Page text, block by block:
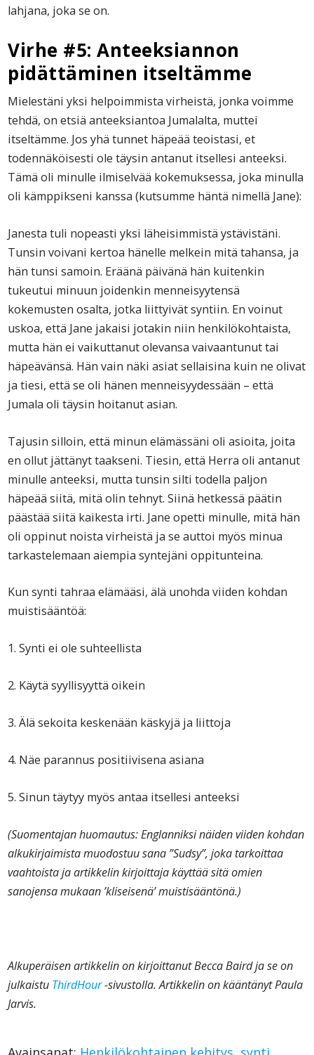
lahjana, joka se on.
Virhe #5: Anteeksiannon
pidättäminen itseltämme
Mielestäni yksi helpoimmista virheistä, jonka voimme
tehdä, on etsiä anteeksiantoa Jumalalta, muttei
itseltämme. Jos yhä tunnet häpeää teoistasi, et
todennäköisesti ole täysin antanut itsellesi anteeksi.
Tämä oli minulle ilmiselvää kokemuksessa, joka minulla
oli kämppikseni kanssa (kutsumme häntä nimellä Jane):
Janesta tuli nopeasti yksi läheisimmistä ystävistäni.
Tunsin voivani kertoa hänelle melkein mitä tahansa, ja
hän tunsi samoin. Eräänä päivänä hän kuitenkin
tukeutui minuun joidenkin menneisyytensä
kokemusten osalta, jotka liittyivät syntiin. En voinut
uskoa, että Jane jakaisi jotakin niin henkilökohtaista,
mutta hän ei vaikuttanut olevansa vaivaantunut tai
häpeävänsä. Hän vain näki asiat sellaisina kuin ne olivat
ja tiesi, että se oli hänen menneisyydessään – että
Jumala oli täysin hoitanut asian.
Tajusin silloin, että minun elämässäni oli asioita, joita
en ollut jättänyt taakseni. Tiesin, että Herra oli antanut
minulle anteeksi, mutta tunsin silti todella paljon
häpeää siitä, mitä olin tehnyt. Siinä hetkessä päätin
päästää siitä kaikesta irti. Jane opetti minulle, mitä hän
oli oppinut noista virheistä ja se auttoi myös minua
tarkastelemaan aiempia syntejäni oppitunteina.
Kun synti tahraa elämääsi, älä unohda viiden kohdan
muistisääntöä:
1. Synti ei ole suhteellista
2. Käytä syyllisyyttä oikein
3. Älä sekoita keskenään käskyjä ja liittoja
4. Näe parannus positiivisena asiana
5. Sinun täytyy myös antaa itsellesi anteeksi
(Suomentajan huomautus: Englanniksi näiden viiden kohdan
alkukirjaimista muodostuu sana ”Sudsy”, joka tarkoittaa
vaahtoista ja artikkelin kirjoittaja käyttää sitä omien
sanojensa mukaan ’kliseisenä’ muistisääntönä.)
Alkuperäisen artikkelin on kirjoittanutBecca Bairdja se on
julkaistu ThirdHour-sivustolla. Artikkelin on kääntänyt Paula
Jarvis.